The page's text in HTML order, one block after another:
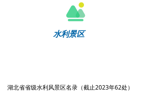
水利景区
湖北省省级水利风景区名录（截止2023年62处）